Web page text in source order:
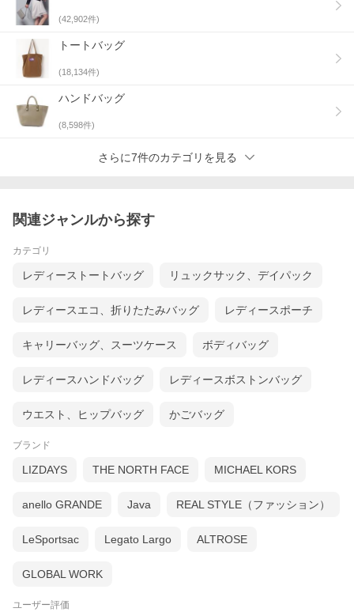
(42,902件)
トートバッグ
(18,134件)
ハンドバッグ
(8,598件)
さらに7件のカテゴリを見る
関連ジャンルから探す
カテゴリ
レディーストートバッグ リュックサック、デイパック
レディースエコ、折りたたみバッグ レディースポーチ
キャリーバッグ、スーツケース ボディバッグ
レディースハンドバッグ レディースボストンバッグ
ウエスト、ヒップバッグ かごバッグ
ブランド
LIZDAYS THE NORTH FACE MICHAEL KORS
anello GRANDE Java REAL STYLE（ファッション）
LeSportsac Legato Largo ALTROSE
GLOBAL WORK
ユーザー評価